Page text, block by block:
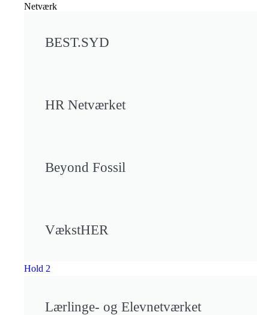
Netværk
BEST.SYD
HR Netværket
Beyond Fossil
VækstHER
Hold 2
Lærlinge- og Elevnetværket